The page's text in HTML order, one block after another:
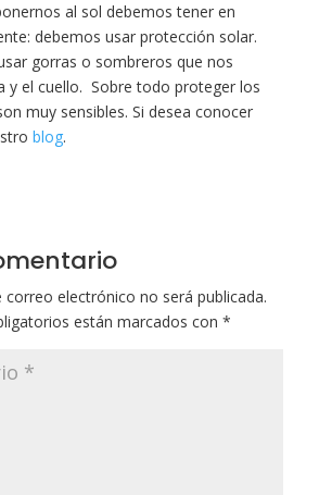
al sol debemos tener en
debemos usar protección solar.
gorras o sombreros que nos
y el cuello. Sobre todo proteger los
muy sensibles. Si desea conocer
blog.
correo electrónico no será publicada.
están marcados con *